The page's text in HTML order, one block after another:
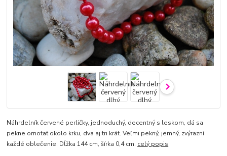
Náhrdelník červené perličky, jednoduchý, decentný s leskom, dá sa
pekne omotať okolo krku, dva aj tri krát. Veľmi pekný, jemný, zvýrazní
každé oblečenie. Dĺžka 144 cm, šírka 0,4 cm. celý popis